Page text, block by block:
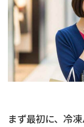
まず最初に、冷